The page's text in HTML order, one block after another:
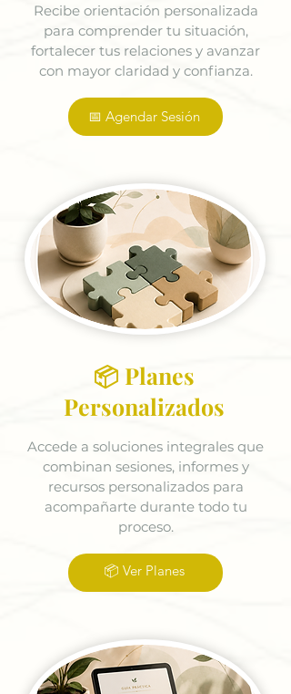
Recibe orientación personalizada
para comprender tu situación,
fortalecer tus relaciones y avanzar
con mayor claridad y confianza.
📅 Agendar Sesión
📦 Planes
Personalizados
Accede a soluciones integrales que
combinan sesiones, informes y
recursos personalizados para
acompañarte durante todo tu
proceso.
📦 Ver Planes